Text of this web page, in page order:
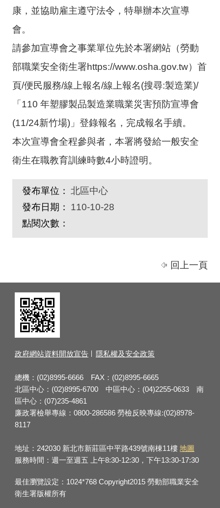
康，並協助雇主遵守法令，特舉辦本次宣導
會。
請參加宣導會之事業單位先於本署網站（勞動
部職業安全衛生署https://www.osha.gov.tw）首
頁/便民服務/線上報名/線上報名(搜尋:製造業)/
「110 年塑膠製品製造業職業災害預防宣導會
(11/24新竹場)」登錄報名，完成報名手續。
本次宣導會全程參與者，本署將發給一般安全
衛生在職教育訓練時數4小時證明。
發布單位： 北區中心
發布日期：
110-10-28
點閱次數：
回上一頁
政府網站資料開放宣告 隱私權及安全政策
總機：(02)8995-6666 FAX：(02)8995-6665
北區中心：(02)8995-6700 中區中心：(04)2255-0633 南
區中心：(07)235-4861
廉政署檢舉專線：0800-286586 勞檢反映專線:(02)8978-
8117
地址：242030 新北市新莊區中平路439號南棟11樓 地圖
服務時間：週一至週五 上午8:30-12:30，下午13:30-17:30
最佳瀏覽設定：1024*768 Copyright2015 勞動部職業安全
衛生署版權所有